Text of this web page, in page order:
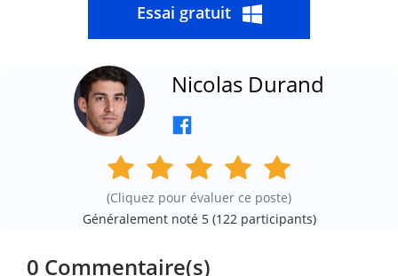
Essai gratuit
Nicolas Durand
(Cliquez pour évaluer ce poste)
Généralement noté 5 (122participants)
0 Commentaire(s)